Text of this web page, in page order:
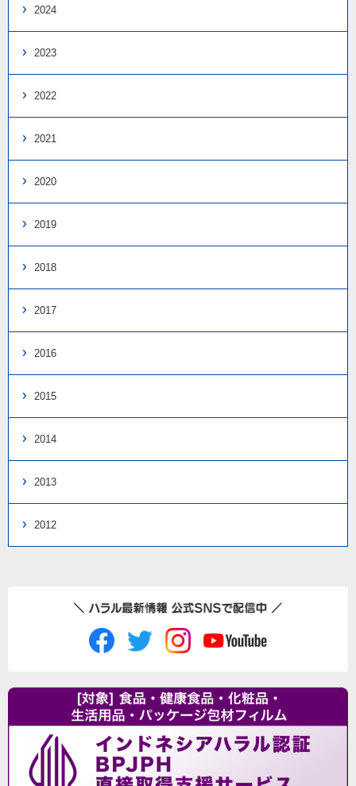
2024
2023
2022
2021
2020
2019
2018
2017
2016
2015
2014
2013
2012